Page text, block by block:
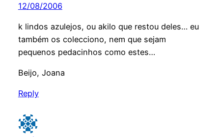
12/08/2006
k lindos azulejos, ou akilo que restou deles… eu
também os colecciono, nem que sejam
pequenos pedacinhos como estes…
Beijo, Joana
Reply